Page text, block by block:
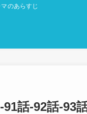
のあらすじ
話-92話-93